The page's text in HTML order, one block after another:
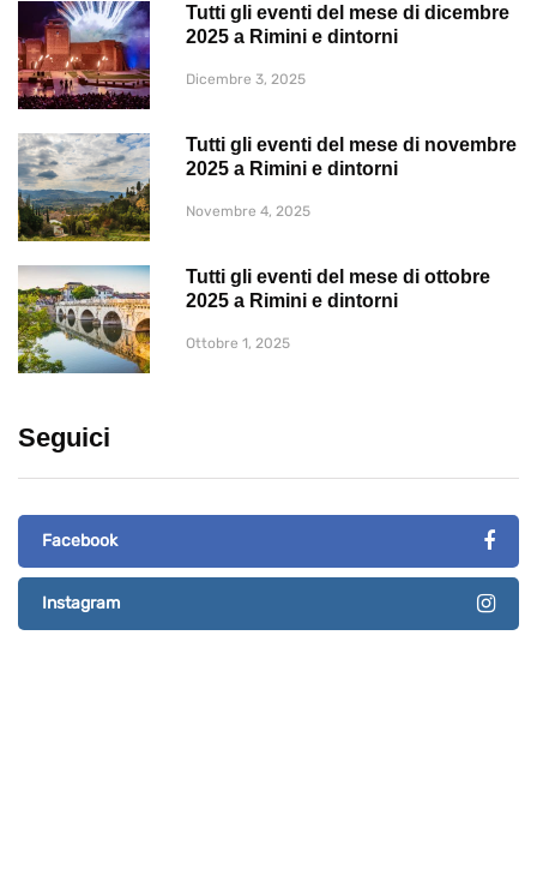
Tutti gli eventi del mese di dicembre
2025 a Rimini e dintorni
Dicembre 3, 2025
Tutti gli eventi del mese di novembre
2025 a Rimini e dintorni
Novembre 4, 2025
Tutti gli eventi del mese di ottobre
2025 a Rimini e dintorni
Ottobre 1, 2025
Seguici
Facebook
Instagram